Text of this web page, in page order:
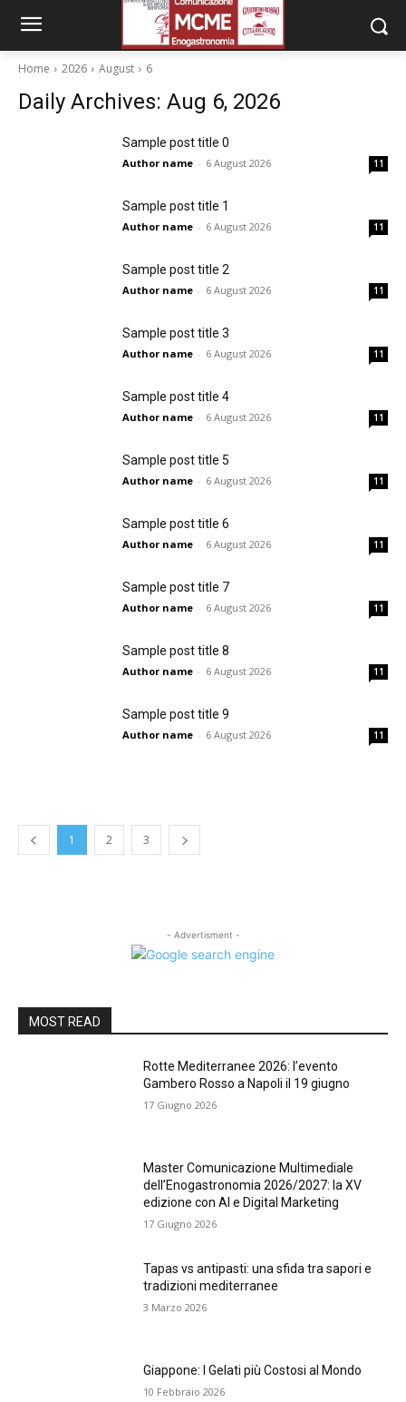
Home 2026 August 6
Daily Archives: Aug 6, 2026
Sample post title 0
Author name - 6 August 2026 11
Sample post title 1
Author name - 6 August 2026 11
Sample post title 2
Author name - 6 August 2026 11
Sample post title 3
Author name - 6 August 2026 11
Sample post title 4
Author name - 6 August 2026 11
Sample post title 5
Author name - 6 August 2026 11
Sample post title 6
Author name - 6 August 2026 11
Sample post title 7
Author name - 6 August 2026 11
Sample post title 8
Author name - 6 August 2026 11
Sample post title 9
Author name - 6 August 2026 11
1 2 3
- Advertisment -
MOST READ
Rotte Mediterranee 2026: l’evento
Gambero Rosso a Napoli il 19 giugno
17 Giugno 2026
Master Comunicazione Multimediale
dell’Enogastronomia 2026/2027: la XV
edizione con AI e Digital Marketing
17 Giugno 2026
Tapas vs antipasti: una sfida tra sapori e
tradizioni mediterranee
3 Marzo 2026
Giappone: I Gelati più Costosi al Mondo
10 Febbraio 2026